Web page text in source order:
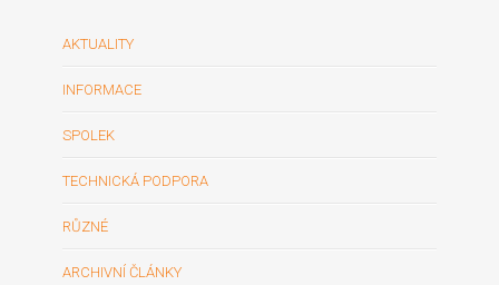
AKTUALITY
INFORMACE
SPOLEK
TECHNICKÁ PODPORA
RŮZNÉ
ARCHIVNÍ ČLÁNKY